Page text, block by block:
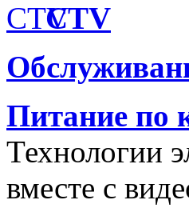
CTV
Питание по
Технологии
вместе с